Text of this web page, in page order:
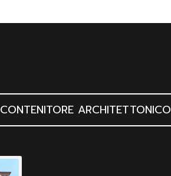
CONTENITORE ARCHITETTONICO